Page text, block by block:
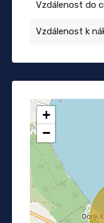
Vzdálenost do
Vzdálenost k
+
−